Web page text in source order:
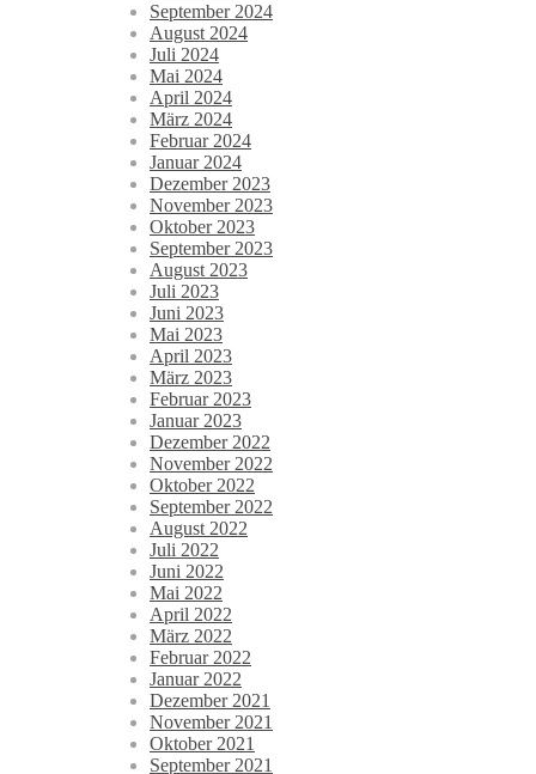
September 2024
August 2024
Juli 2024
Mai 2024
April 2024
März 2024
Februar 2024
Januar 2024
Dezember 2023
November 2023
Oktober 2023
September 2023
August 2023
Juli 2023
Juni 2023
Mai 2023
April 2023
März 2023
Februar 2023
Januar 2023
Dezember 2022
November 2022
Oktober 2022
September 2022
August 2022
Juli 2022
Juni 2022
Mai 2022
April 2022
März 2022
Februar 2022
Januar 2022
Dezember 2021
November 2021
Oktober 2021
September 2021